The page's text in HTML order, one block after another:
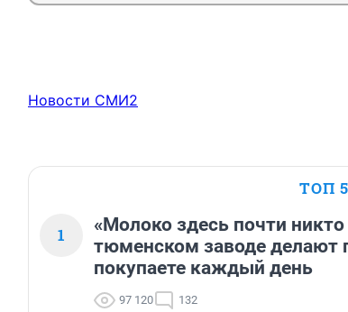
Новости СМИ2
ТОП 5
1
«Молоко здесь почти
тюменском заводе делают
покупаете каждый день
97 120 132